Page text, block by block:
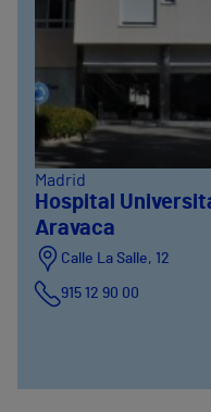
Madrid
Hospital
Aravaca
Calle La Salle, 12
915 12 90 00